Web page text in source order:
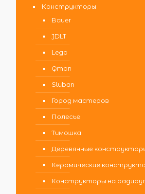
Конструкторы
Bauer
JDLT
Lego
Qman
Sluban
Город мастеров
Полесье
Тимошка
Деревянные
Керамические
Конструкторы на